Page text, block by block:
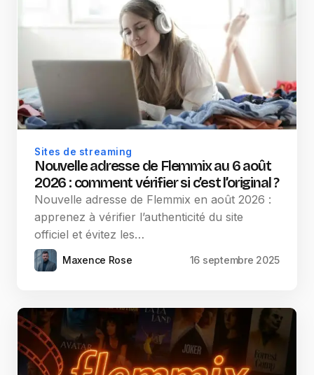
Sites de streaming
Nouvelle adresse de Flemmix au 6 août
2026 : comment vérifier si c’est l’original ?
Nouvelle adresse de Flemmix en août 2026 :
apprenez à vérifier l’authenticité du site
officiel et évitez les…
Maxence Rose 16 septembre 2025